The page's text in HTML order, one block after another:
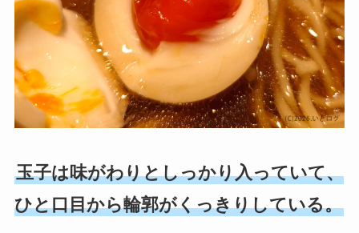
玉子は味がわりとしっかり入っていて、
ひと口目から輪郭がくっきりしている。